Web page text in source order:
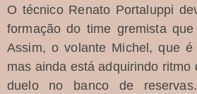
O técnico Renato Portaluppi
formação do time gremista
Assim, o volante Michel, que é
mas ainda está adquirindo ritmo
duelo no banco de